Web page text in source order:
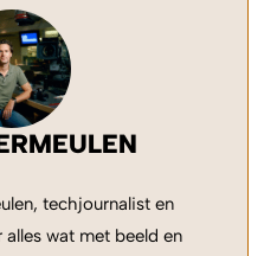
techjournalist en
wat met beeld en